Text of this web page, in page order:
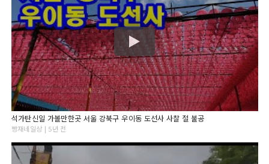
석가탄신일 가볼만한곳 서울 강북구 우이동 도선사 사찰 절 불공
빵재네일상 | 5년 전